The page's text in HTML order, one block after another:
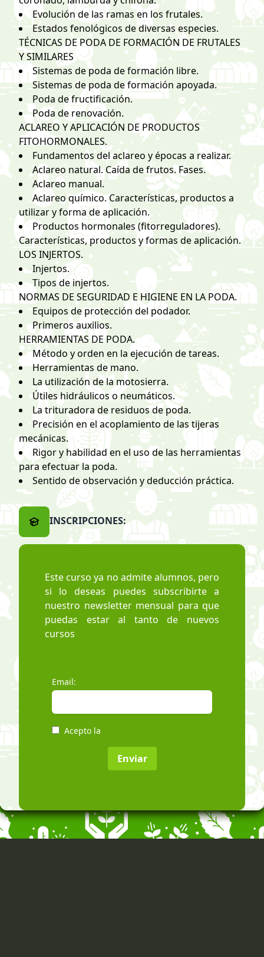
Evolución de las ramas en los frutales.
Estados fenológicos de diversas especies.
TÉCNICAS DE PODA DE FORMACIÓN DE FRUTALES
Y SIMILARES
Sistemas de poda de formación libre.
Sistemas de poda de formación apoyada.
Poda de fructificación.
Poda de renovación.
ACLAREO Y APLICACIÓN DE PRODUCTOS
FITOHORMONALES.
Fundamentos del aclareo y épocas a realizar.
Aclareo natural. Caída de frutos. Fases.
Aclareo manual.
Aclareo químico. Características, productos a
utilizar y forma de aplicación.
Productos hormonales (fitorreguladores).
Características, productos y formas de aplicación.
LOS INJERTOS.
Injertos.
Tipos de injertos.
NORMAS DE SEGURIDAD E HIGIENE EN LA PODA.
Equipos de protección del podador.
Primeros auxilios.
HERRAMIENTAS DE PODA.
Método y orden en la ejecución de tareas.
Herramientas de mano.
La utilización de la motosierra.
Útiles hidráulicos o neumáticos.
La trituradora de residuos de poda.
Precisión en el acoplamiento de las tijeras
mecánicas.
Rigor y habilidad en el uso de las herramientas
para efectuar la poda.
Sentido de observación y deducción práctica.
INSCRIPCIONES:
Este curso ya no admite alumnos, pero
si lo deseas puedes subscribirte a
nuestro newsletter mensual para que
puedas estar al tanto de nuevos
cursos
Email:
Acepto la
Enviar